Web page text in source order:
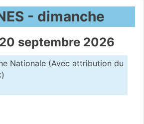
- dimanche
septembre 2026
Nationale (Avec attribution du